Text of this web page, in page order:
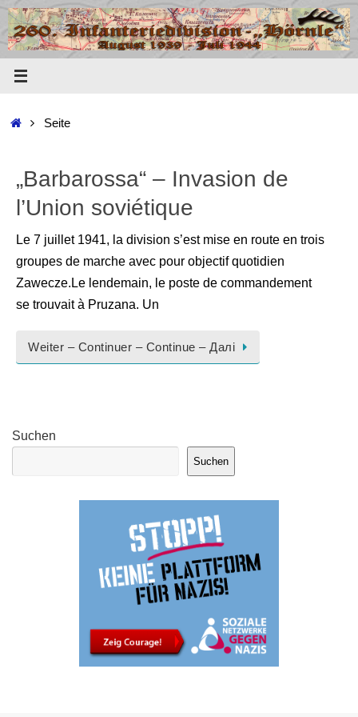
Zum
Inhalt
springen
StartSeite
„Barbarossa“ – Invasion de
l’Union soviétique
Le 7 juillet 1941, la division s’est mise en route en trois
groupes de marche avec pour objectif quotidien
Zawecze.Le lendemain, le poste de commandement
se trouvait à Pruzana. Un
Weiter – Continuer – Continue – Далі
Suchen
Suchen